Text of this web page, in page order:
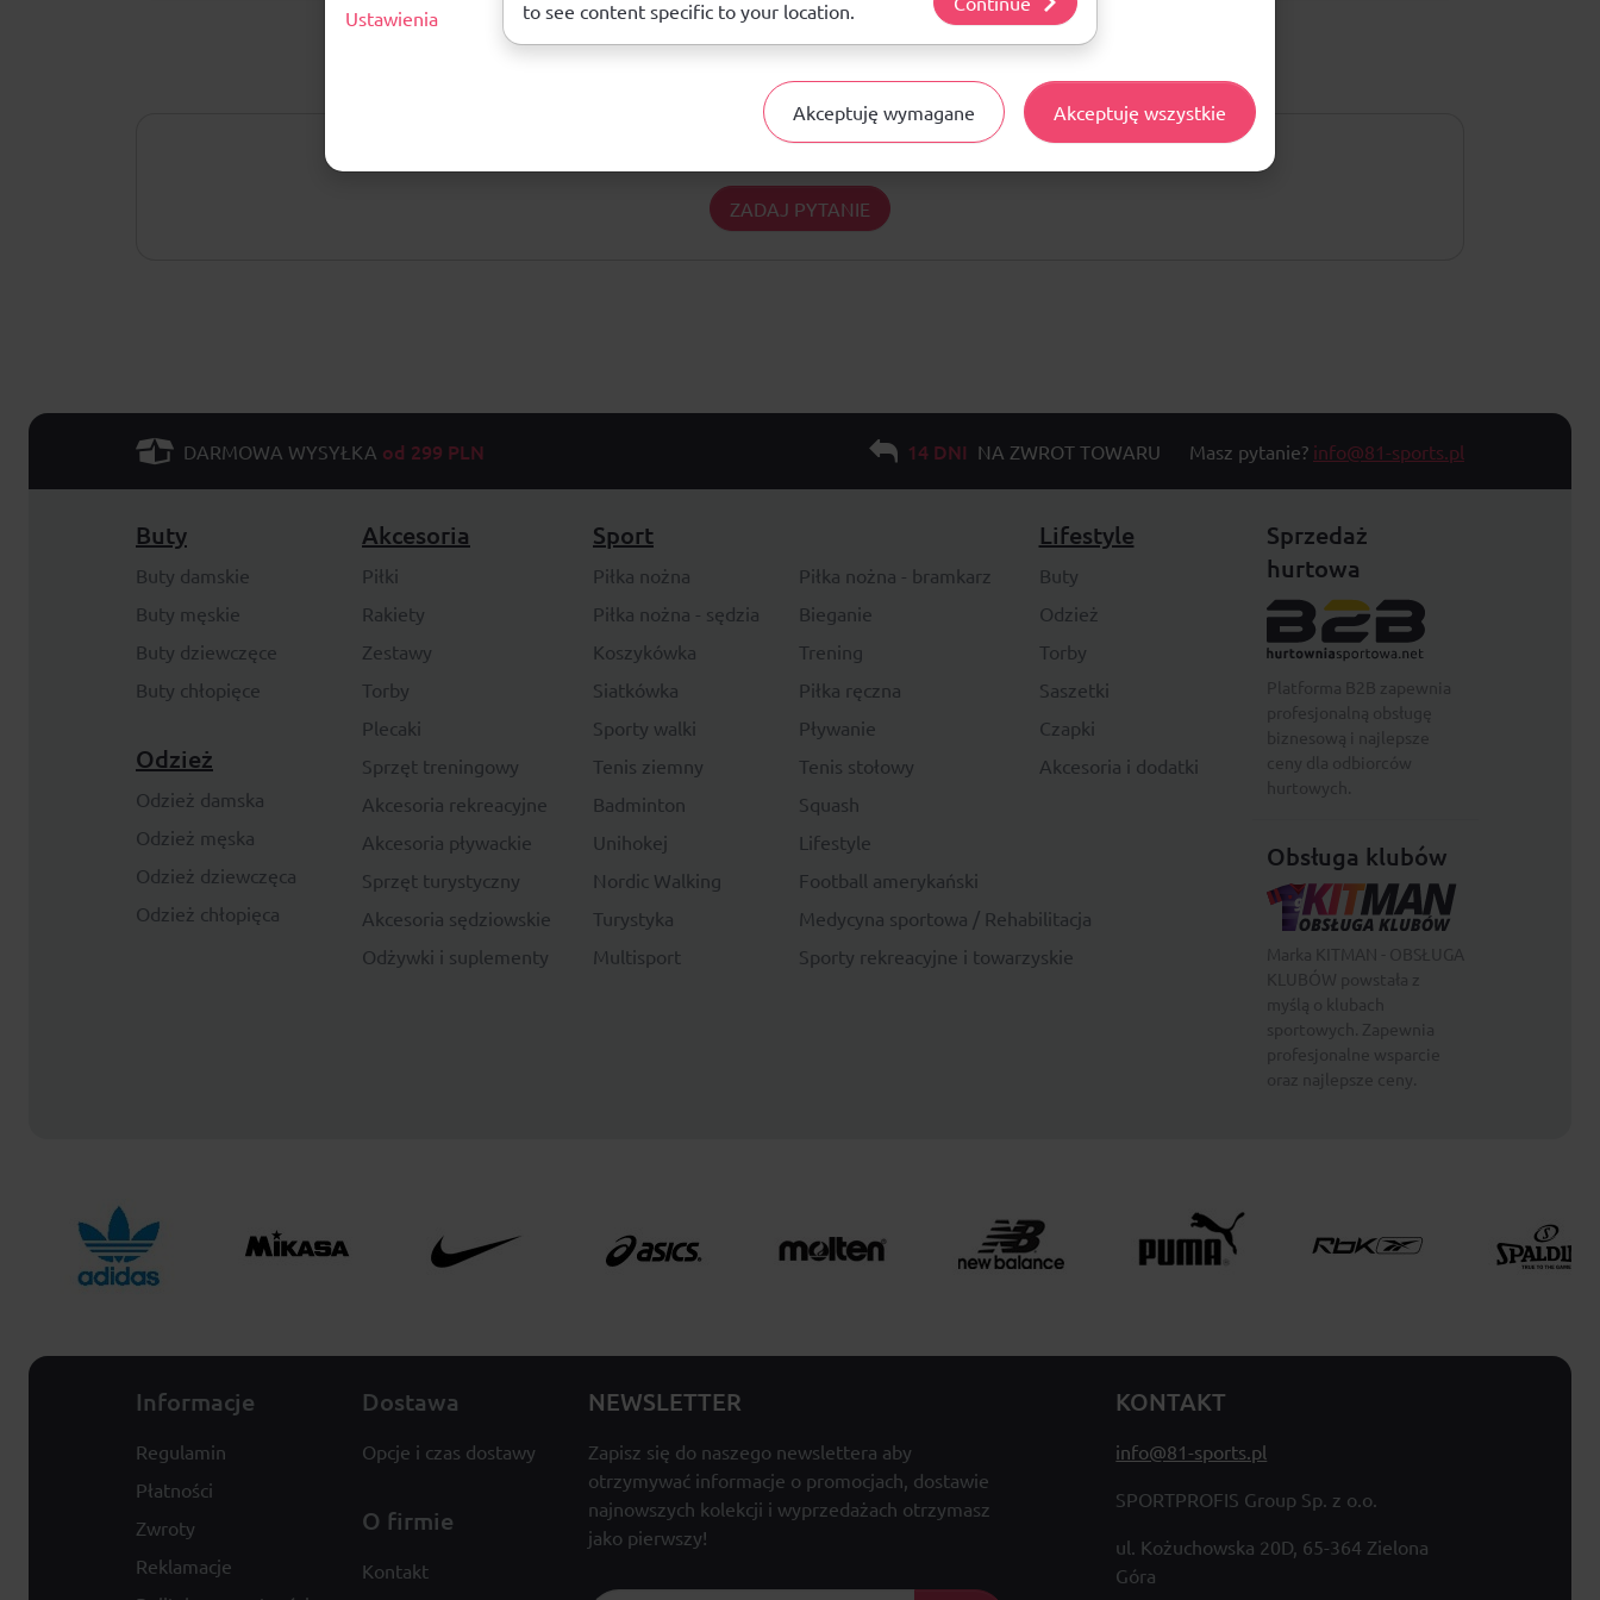
Pytania i odpowiedzi
Nie ma jeszcze pytań. Bądź pierwszy :)
ZADAJ PYTANIE
DARMOWA WYSYŁKA od 299 PLN 14 DNI NA ZWROT TOWARU Masz pytanie? info@81-sports.pl
Buty
Buty damskie
Buty męskie
Buty dziewczęce
Buty chłopięce
Odzież
Odzież damska
Odzież męska
Odzież dziewczęca
Odzież chłopięca
Akcesoria
Piłki
Rakiety
Zestawy
Torby
Plecaki
Sprzęt treningowy
Akcesoria rekreacyjne
Akcesoria pływackie
Sprzęt turystyczny
Akcesoria sędziowskie
Odżywki i suplementy
Sport
Piłka nożna
Piłka nożna - bramkarz
Piłka nożna - sędzia
Bieganie
Koszykówka
Trening
Siatkówka
Piłka ręczna
Sporty walki
Pływanie
Tenis ziemny
Tenis stołowy
Badminton
Squash
Unihokej
Lifestyle
Nordic Walking
Football amerykański
Turystyka
Medycyna sportowa / Rehabilitacja
Multisport
Sporty rekreacyjne i towarzyskie
Lifestyle
Buty
Odzież
Torby
Saszetki
Czapki
Akcesoria i dodatki
Sprzedaż
hurtowa
Obsługa klubów
Informacje
Regulamin
Płatności
Zwroty
Reklamacje
Dostawa
Opcje i czas dostawy
O firmie
Kontakt
NEWSLETTER
Zapisz się do naszego newslettera aby
otrzymywać informacje o promocjach, dostawie
najnowszych kolekcji i wyprzedażach otrzymasz
jako pierwszy!
KONTAKT
info@81-sports.pl
SPORTPROFIS Group Sp. z o.o.
ul. Kożuchowska 20D, 65-364 Zielona
Góra
Ustawienia
Akceptuję wymagane Akceptuję wszystkie
to see content specific to your location.